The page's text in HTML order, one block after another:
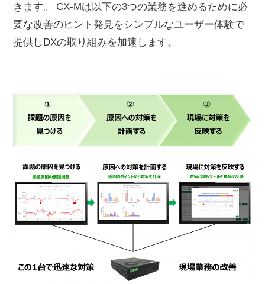
きます。 CX-Mは以下の3つの業務を進めるために必
要な改善のヒント発見をシンプルなユーザー体験で
提供しDXの取り組みを加速します。